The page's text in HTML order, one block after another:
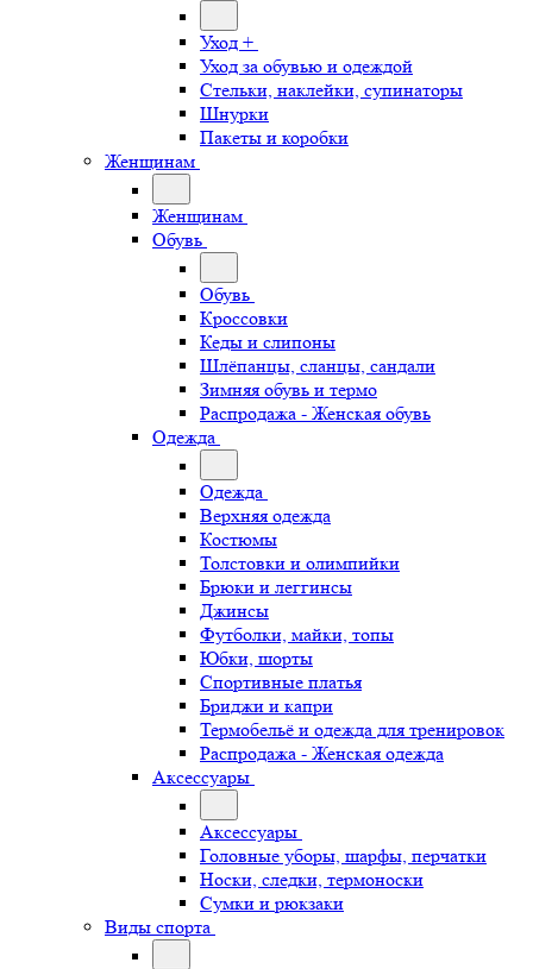
Уход +
Уход за обувью и одеждой
Стельки, наклейки, супинаторы
Шнурки
Пакеты и коробки
Женщинам
Женщинам
Обувь
Обувь
Кроссовки
Кеды и слипоны
Шлёпанцы, сланцы, сандали
Зимняя обувь и термо
Распродажа - Женская обувь
Одежда
Одежда
Верхняя одежда
Костюмы
Толстовки и олимпийки
Брюки и леггинсы
Джинсы
Футболки, майки, топы
Юбки, шорты
Спортивные платья
Бриджи и капри
Термобельё и одежда для тренировок
Распродажа - Женская одежда
Аксессуары
Аксессуары
Головные уборы, шарфы, перчатки
Носки, следки, термоноски
Сумки и рюкзаки
Виды спорта